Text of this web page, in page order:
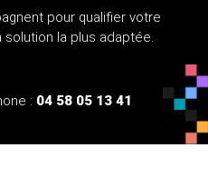
pour qualifier votre
la plus adaptée.
: 04 58 05 13 41